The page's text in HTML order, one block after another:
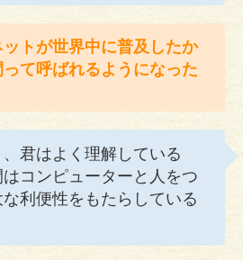
トが世界中に普及したか
て呼ばれるようになった
君はよく理解している
コンピューターと人をつ
利便性をもたらしている